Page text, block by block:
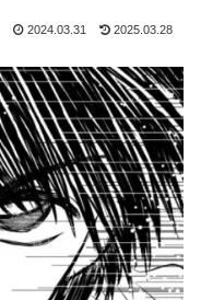
2024.03.31 2025.03.28